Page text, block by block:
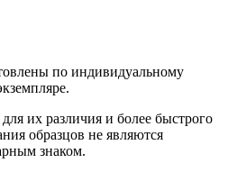
по индивидуальному
их различия и более быстрого
образцов не являются
знаком.